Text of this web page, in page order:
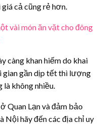
cả cũng rẻ hơn.
vài món ăn vặt cho đông
càng khan hiếm do khai
gian gần dịp tết thì lượng
là không nhiều.
Quan Lạn và đảm bảo
Nội hãy đến các địa chỉ uy